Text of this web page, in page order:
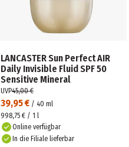
LANCASTER Sun Perfect AIR
Daily Invisible Fluid SPF 50
Sensitive Mineral
39,95 € / 40 ml
UVP45,00 €
998,75 € / 1 l
Online verfügbar
In die Filiale lieferbar